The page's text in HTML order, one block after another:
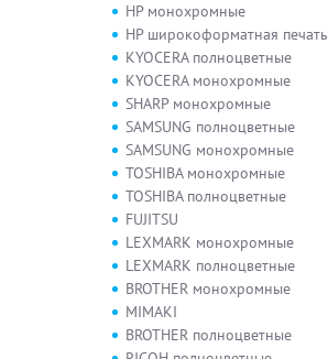
HP монохромные
HP широкоформатная печать
KYOCERA полноцветные
KYOCERA монохромные
SHARP монохромные
SAMSUNG полноцветные
SAMSUNG монохромные
TOSHIBA монохромные
TOSHIBA полноцветные
FUJITSU
LEXMARK монохромные
LEXMARK полноцветные
BROTHER монохромные
MIMAKI
BROTHER полноцветные